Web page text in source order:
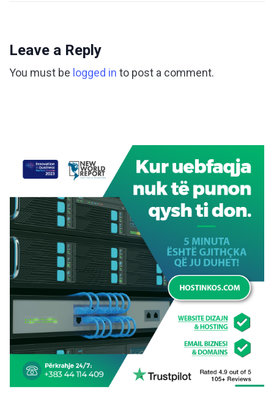
Leave a Reply
You must be logged in to post a comment.